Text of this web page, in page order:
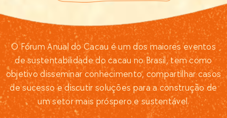
O Fórum Anual do Cacau é um dos maiores eventos
de sustentabilidade do cacau no Brasil, tem como
objetivo disseminar conhecimento, compartilhar casos
de sucesso e discutir soluções para a construção de
um setor mais próspero e sustentável.